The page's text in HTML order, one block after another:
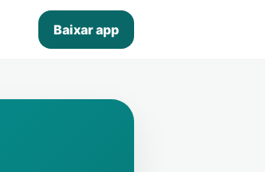
Baixar app